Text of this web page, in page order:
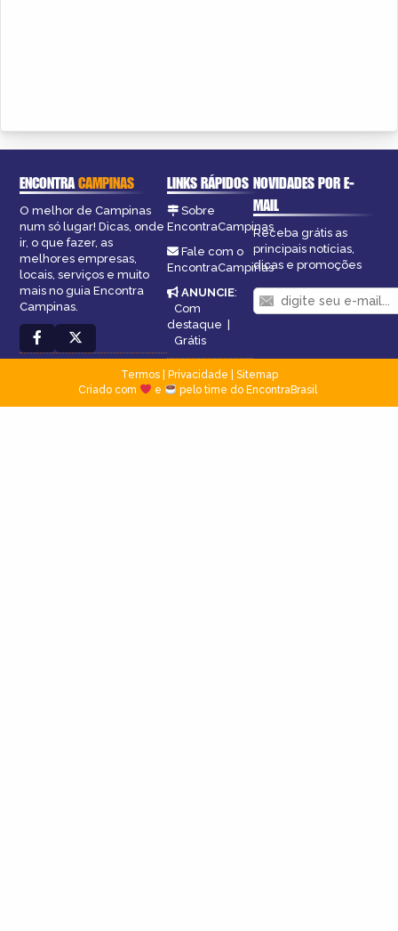
ENCONTRACAMPINAS
O melhor de Campinas
num só lugar! Dicas, onde
ir, o que fazer, as
melhores empresas,
locais, serviços e muito
mais no guia Encontra
Campinas.
LINKS RÁPIDOS
Sobre
EncontraCampinas
Fale com o
EncontraCampinas
ANUNCIE:
Com
destaque |
Grátis
NOVIDADES POR E-
MAIL
Receba grátis as
principais notícias,
dicas e promoções
Termos| Privacidade
Sitemap
Criado com
e pelo time do EncontraBrasil